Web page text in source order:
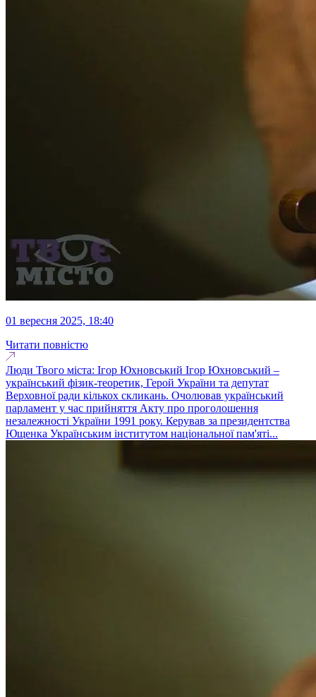
01 вересня 2025, 18:40
Читати повністю
Люди Твого міста: Ігор Юхновський Ігор Юхновський –
український фізик-теоретик, Герой України та депутат
Верховної ради кількох скликань. Очолював український
парламент у час прийняття Акту про проголошення
незалежності України 1991 року. Керував за президентства
Ющенка Українським інститутом національної пам'яті...